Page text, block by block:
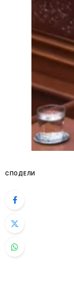
СПОДЕЛИ